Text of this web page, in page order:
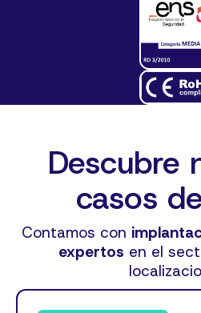
Descubre
casos
Contamos con
expertos en el